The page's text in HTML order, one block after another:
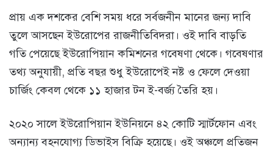
প্রায় এক দশকের বেশি সময় ধরে সর্বজনীন মানের জন্য দাবি
তুলে আসছেন ইউরোপের রাজনীতিবিদরা। ওই দাবি বাড়তি
গতি পেয়েছে ইউরোপিয়ান কমিশনের গবেষণা থেকে। গবেষণার
তথ্য অনুযায়ী, প্রতি বছর শুধু ইউরোপেই নষ্ট ও ফেলে দেওয়া
চার্জিং কেবল থেকে ১১ হাজার টন ই-বর্জ্য তৈরি হয়।
২০২০ সালে ইউরোপিয়ান ইউনিয়নে ৪২ কোটি স্মার্টফোন এবং
অন্যান্য বহনযোগ্য ডিভাইস বিক্রি হয়েছে। ওই অঞ্চলে প্রতিজন